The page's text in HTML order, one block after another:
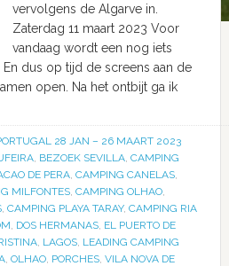
vervolgens de Algarve in.
Zaterdag 11 maart 2023 Voor
vandaag wordt een nog iets
dus op tijd de screens aan de
open. Na het ontbijt ga ik
28 JAN – 26 MAART 2023
, BEZOEK SEVILLA, CAMPING
DE PERA, CAMPING CANELAS,
MILFONTES, CAMPING OLHAO,
, CAMPING PLAYA TARAY, CAMPING RIA
, DOS HERMANAS, EL PUERTO DE
, LAGOS, LEADING CAMPING
, OLHAO, PORCHES, VILA NOVA DE